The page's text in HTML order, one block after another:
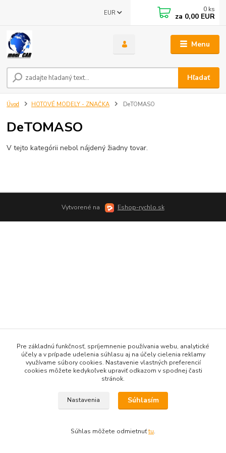
Menu
EUR
Hľadať
0 ks
za 0,00 EUR
Úvod HOTOVÉ MODELY - ZNAČKA DeTOMASO
DeTOMASO
V tejto kategórii nebol nájdený žiadny tovar.
Vytvorené na Eshop-rychlo.sk
Pre základnú funkčnosť, spríjemnenie používania webu, analytické
účely a v prípade udelenia súhlasu aj na účely cielenia reklamy
využívame súbory cookies. Nastavenie vlastných preferencií
cookies môžete kedykoľvek upraviť odkazom v spodnej časti
stránok.
Nastavenia Súhlasím
Súhlas môžete odmietnuťtu.